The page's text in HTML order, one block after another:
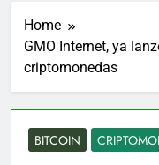
Home
GMO Internet, ya
criptomonedas
BITCOIN